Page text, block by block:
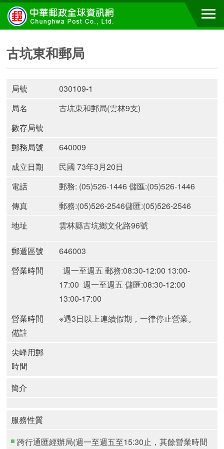
古坑東和郵局
局號
030109-1
局名
古坑東和郵局(雲林9支)
數存局號
郵務局號
640009
成立日期
民國 73年3月20日
電話
郵務: (05)526-1446 儲匯:(05)526-1446
傳真
郵務:(05)526-2546儲匯:(05)526-2546
地址
雲林縣古坑鄉文化路96號
郵遞區號
646003
營業時間
週一至週五 郵務:08:30-12:00 13:00-
17:00 週一至週五 儲匯:08:30-12:00
13:00-17:00
營業時間
備註
※遇3日以上連續假期，一律停止營業。
尖峰用郵
時間
簡介
服務性質
跨行通匯經辦局(週一至週五至15:30止，其餘營業時間